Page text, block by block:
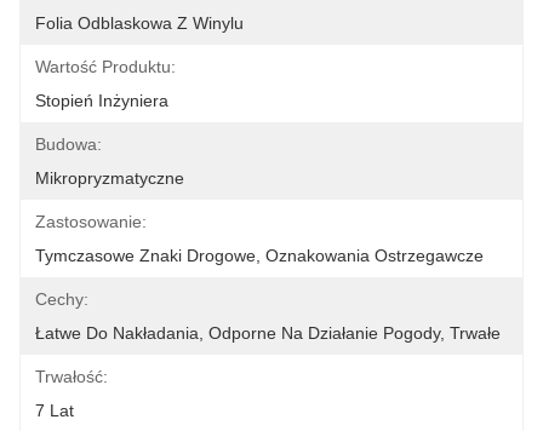
Folia Odblaskowa Z Winylu
Wartość Produktu:
Stopień Inżyniera
Budowa:
Mikropryzmatyczne
Zastosowanie:
Tymczasowe Znaki Drogowe, Oznakowania Ostrzegawcze
Cechy:
Łatwe Do Nakładania, Odporne Na Działanie Pogody, Trwałe
Trwałość:
7 Lat